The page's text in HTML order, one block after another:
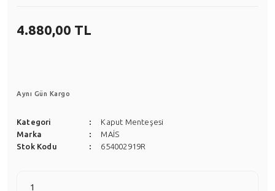
4.880,00 TL
Aynı Gün Kargo
Kategori
Kaput Menteşesi
Marka
MAİS
Stok Kodu
654002919R